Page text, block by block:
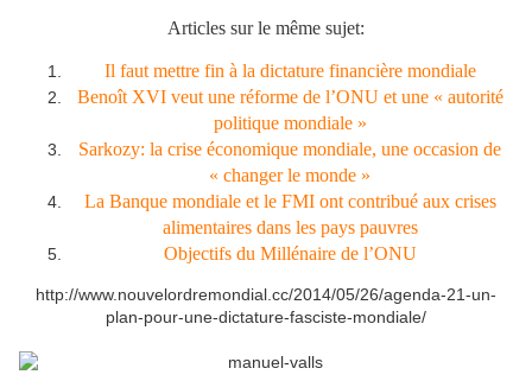
Articles sur le même sujet:
Il faut mettre fin à la dictature financière mondiale
Benoît XVI veut une réforme de l’ONU et une « autorité
politique mondiale »
Sarkozy: la crise économique mondiale, une occasion de
« changer le monde »
La Banque mondiale et le FMI ont contribué aux crises
alimentaires dans les pays pauvres
Objectifs du Millénaire de l’ONU
http://www.nouvelordremondial.cc/2014/05/26/agenda-21-un-
plan-pour-une-dictature-fasciste-mondiale/